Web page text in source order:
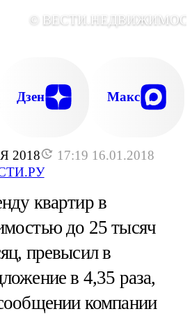
2018
17:19 16.01.2018
©
Дзен Макс
квартир в
до 25 тысяч
превысил в
в 4,35 раза,
компании